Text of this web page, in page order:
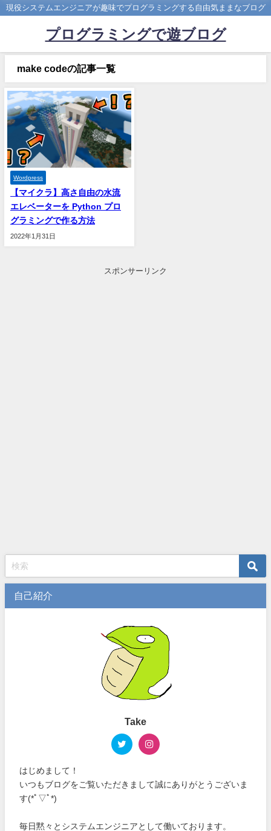
現役システムエンジニアが趣味でプログラミングする自由気ままなブログ
プログラミングで遊ブログ
make codeの記事一覧
Wordpress
【マイクラ】高さ自由の水流
エレベーターを Python プロ
グラミングで作る方法
2022年1月31日
スポンサーリンク
自己紹介
Take
はじめまして！
いつもブログをご覧いただきまして誠にありがとうございま
す(*ﾟ▽ﾟ*)
毎日黙々とシステムエンジニアとして働いております。